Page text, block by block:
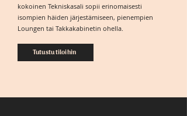
kokoinen Tekniskasali sopii erinomaisesti
isompien häiden järjestämiseen, pienempien
Loungen tai Takkakabinetin ohella.
Tutustu tiloihin